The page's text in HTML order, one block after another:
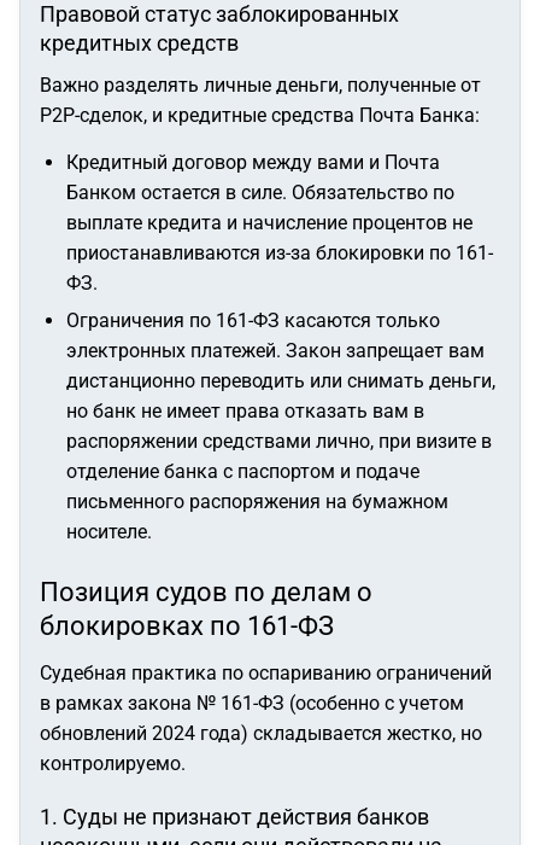
Правовой статус заблокированных
кредитных средств
Важно разделять личные деньги, полученные от
P2P-сделок, и кредитные средства Почта Банка:
Кредитный договор между вами и Почта
Банком остается в силе. Обязательство по
выплате кредита и начисление процентов не
приостанавливаются из-за блокировки по 161-
ФЗ.
Ограничения по 161-ФЗ касаются только
электронных платежей. Закон запрещает вам
дистанционно переводить или снимать деньги,
но банк не имеет права отказать вам в
распоряжении средствами лично, при визите в
отделение банка с паспортом и подаче
письменного распоряжения на бумажном
носителе.
Позиция судов по делам о
блокировках по 161-ФЗ
Судебная практика по оспариванию ограничений
в рамках закона № 161-ФЗ (особенно с учетом
обновлений 2024 года) складывается жестко, но
контролируемо.
1. Суды не признают действия банков